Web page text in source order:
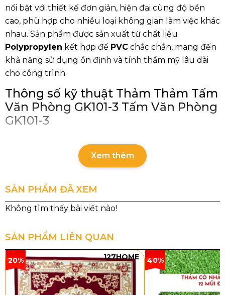
nổi bật với thiết kế đơn giản, hiện đại cùng độ bền
cao, phù hợp cho nhiều loại không gian làm việc khác
nhau. Sản phẩm được sản xuất từ chất liệu
Polypropylen kết hợp đế PVC chắc chắn, mang đến
khả năng sử dụng ổn định và tính thẩm mỹ lâu dài
cho công trình.
Thông số kỹ thuật Thảm Thảm Tấm
Văn Phòng GK101-3 Tấm Văn Phòng
GK101-3
Tên sản phẩm:Thảm Tấm Văn Phòng GK101-3
Chất liệu sợi: Polypropylen
PVC
Cấu trúc sợi:
Tổng độ dày:5mm
Quy cách:50cm x 50cm
Xem thêm
SẢN PHẨM ĐÃ XEM
SẢN PHẨM LIÊN QUAN
20% 127HOME 40%